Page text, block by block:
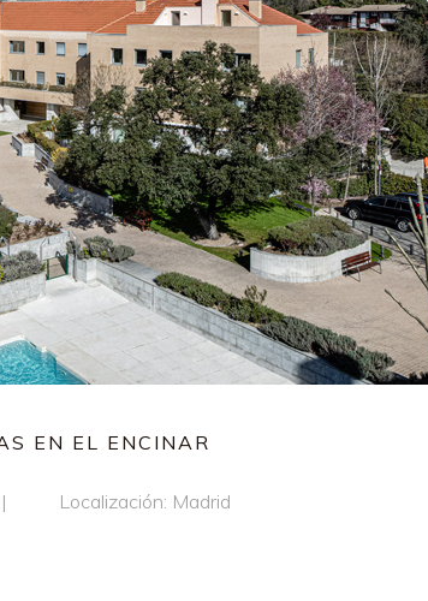
EN EL ENCINAR
Localización: Madrid